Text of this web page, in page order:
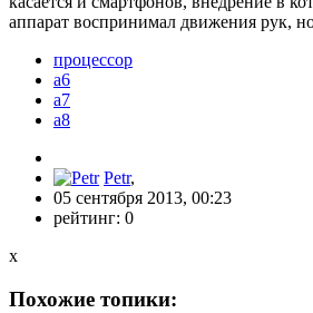
аппарат воспринимал движения рук,
процессор
a6
a7
a8
Petr,
05 сентября 2013, 00:23
рейтинг: 0
x
Похожие топики: